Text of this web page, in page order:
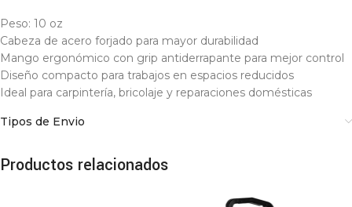
Peso: 10 oz
Cabeza de acero forjado para mayor durabilidad
Mango ergonómico con grip antiderrapante para mejor control
Diseño compacto para trabajos en espacios reducidos
Ideal para carpintería, bricolaje y reparaciones domésticas
Tipos de Envio
Productos relacionados